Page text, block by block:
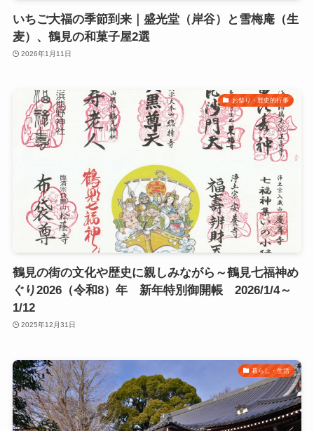
いちご大福の季節到来｜盛光堂（岸谷）と雪梅庵（生
麦）、鶴見の和菓子屋2選
2026年1月11日
お祭り・歴史的行事
鶴見の街の文化や歴史に親しみながら～鶴見七福神め
ぐり2026（令和8）年 新年特別御開帳 2026/1/4～
1/12
2025年12月31日
暮らし・生活